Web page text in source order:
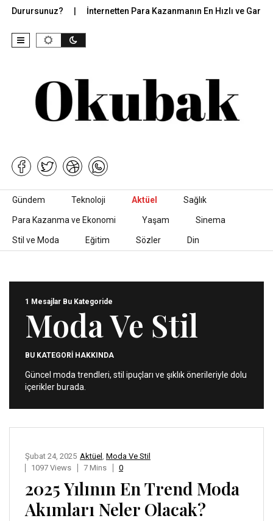
Durursunuz? İnternetten Para Kazanmanın En Hızlı ve
İçeriğe geç
Gündem Teknoloji Aktüel Sağlık
Para Kazanma ve Ekonomi Yaşam Sinema
Stil ve Moda Eğitim Sözler Din
1 Mesajlar Bu Kategoride
Moda Ve Stil
BU KATEGORİ HAKKINDA
Güncel moda trendleri, stil ipuçları ve şıklık önerileriyle dolu
içerikler burada.
Aktüel , Moda Ve Stil
Şubat 24, 2025
1097 Views
7 Mins 0
2025 Yılının En Trend Moda
Akımları Neler Olacak?